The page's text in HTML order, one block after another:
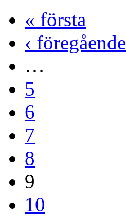
« första
‹ föregående
…
5
6
7
8
9
10